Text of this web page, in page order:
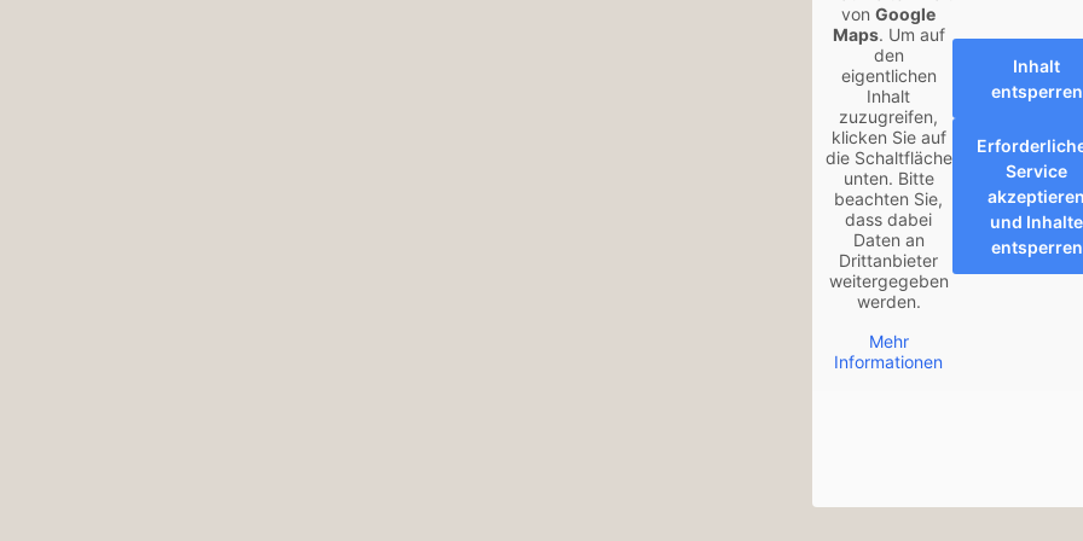
von Google
Maps. Um auf
den
eigentlichen
Inhalt
zuzugreifen,
klicken Sie auf
die Schaltfläche
unten. Bitte
beachten Sie,
dass dabei
Daten an
Drittanbieter
weitergegeben
werden.
Mehr
Informationen
Inhalt
entsperren
Service
und Inhalte
entsperren